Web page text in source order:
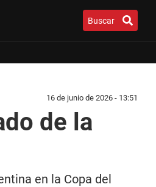
Buscar
16 de junio de 2026 - 13:51
de la
en la Copa del